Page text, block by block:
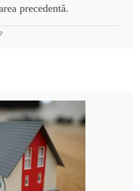
precedentă.